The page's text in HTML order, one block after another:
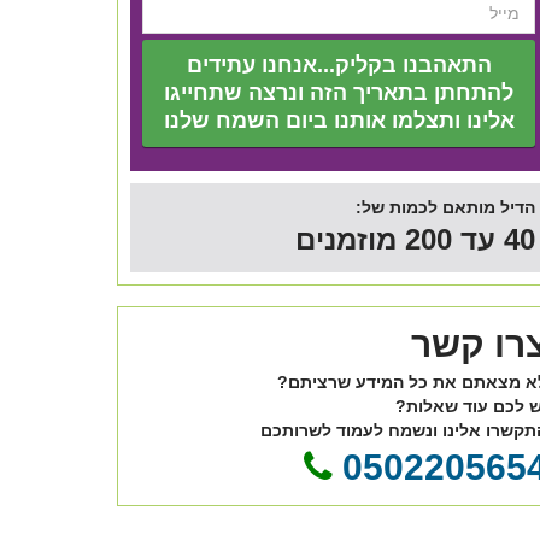
התאהבנו בקליק...אנחנו עתידים
להתחתן בתאריך הזה ונרצה שתחייגו
אלינו ותצלמו אותנו ביום השמח שלנו
הדיל מותאם לכמות של:
40 עד 200 מוזמנים
קשר
מצאתם את כל המידע שרציתם?
לכם עוד שאלות?
אלינו ונשמח לעמוד לשרותכם